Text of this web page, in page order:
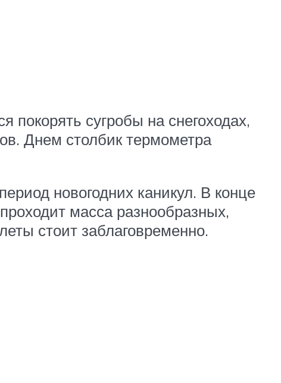
покорять сугробы на снегоходах,
Днем столбик термометра
новогодних каникул. В конце
масса разнообразных,
стоит заблаговременно.